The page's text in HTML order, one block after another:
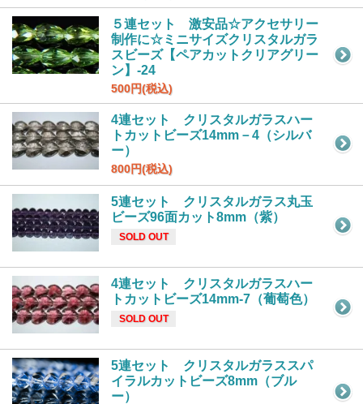
５連セット 激安品☆アクセサリー
制作に☆ミニサイズクリスタルガラ
スビーズ【ペアカットクリアグリー
ン】-24
500円(税込)
4連セット クリスタルガラスハー
トカットビーズ14mm－4（シルバ
ー）
800円(税込)
5連セット クリスタルガラス丸玉
ビーズ96面カット8mm（紫）
SOLD OUT
4連セット クリスタルガラスハー
トカットビーズ14mm-7（葡萄色）
SOLD OUT
5連セット クリスタルガラススパ
イラルカットビーズ8mm（ブル
ー）